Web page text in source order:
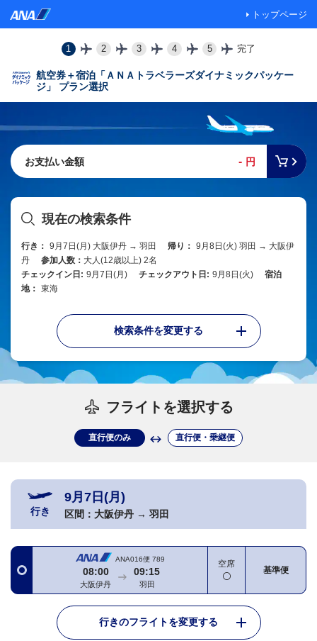
トップページ
1 2 3 4 5 完了
航空券＋宿泊「ＡＮＡトラベラーズダイナミックパッケー
ジ」 プラン選択
お支払い金額 - 円
現在の検索条件
行き： 9月7日(月) 大阪伊丹 → 羽田 帰り： 9月8日(火) 羽田 → 大阪伊
丹
参加人数： 大人(12歳以上) 2名
チェックイン日: 9月7日(月) チェックアウト日: 9月8日(火)
宿泊
地： 東海
検索条件を変更する
フライトを選択する
直行便のみ 直行便・乗継便
行き
9月7日(月)
区間： 大阪伊丹 → 羽田
ANA016便 789
08:00
大阪伊丹
09:15
羽田
空席
基準便
行きのフライトを変更する